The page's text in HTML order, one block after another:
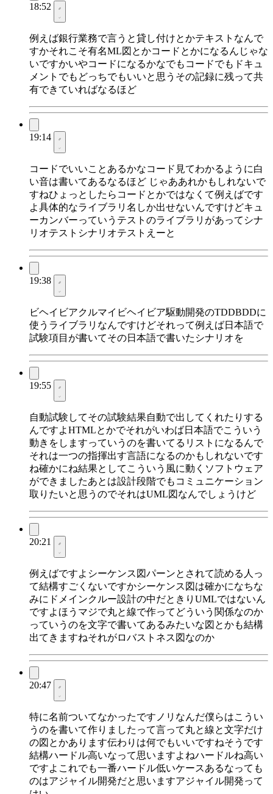
18:52
例えば銀行業務で言うと貸し付けとかテキストなんで
すかそれこそ有名ML図とかコードとかになるんじゃな
いですかいやコードになるかなでもコードでもドキュ
メントでもどっちでもいいと思うその記録に残って共
有できていればなるほど
19:14
コードでいいことあるかなコード見てわかるように白
い音は書いてあるなるほど じゃああれかもしれないで
すねひょっとしたらコードとかではなくて例えばです
よ具体的なライブラリ名しか出せないんですけどキュ
ーカンバーっていうテストのライブラリがあってシナ
リオテストシナリオテストえーと
19:38
ビヘイビアクルマイビヘイビア駆動開発のTDDBDDに
使うライブラリなんですけどそれって例えば日本語で
試験項目が書いてその日本語で書いたシナリオを
19:55
自動試験してその試験結果自動で出してくれたりする
んですよHTMLとかでそれがいわば日本語でこういう
動きをしますっていうのを書いてるリストになるんで
それは一つの指揮出す言語になるのかもしれないです
ね確かにね結果としてこういう風に動くソフトウェア
ができましたあとは設計段階でもコミュニケーション
取りたいと思うのでそれはUML図なんでしょうけど
20:21
例えばですよシーケンス図パーンとされて読める人っ
て結構すごくないですかシーケンス図は確かになちな
みにドメインクルー設計の中だときりUMLではないん
ですよほうマジで丸と線で作ってどういう関係なのか
っていうのを文字で書いてあるみたいな図とかも結構
出てきますねそれがロバストネス図なのか
20:47
特に名前ついてなかったですノリなんだ僕らはこうい
うのを書いて作りましたって言って丸と線と文字だけ
の図とかあります伝わりは何でもいいですねそうです
結構ハードル高いなって思いますよねハードルね高い
ですよこれでも一番ハードル低いケースあるなっても
のはアジャイル開発だと思いますアジャイル開発って